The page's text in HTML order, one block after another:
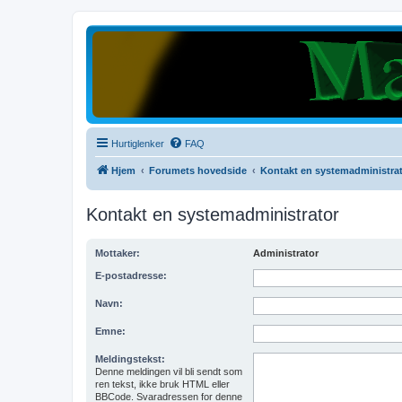
Hurtiglenker FAQ
Hjem Forumets hovedside Kontakt en
Kontakt en systemadministrator
Mottaker: Administrator
E-postadresse:
Navn:
Emne:
Meldingstekst:
Denne meldingen vil bli sendt som
ren tekst, ikke bruk HTML eller
BBCode. Svaradressen for denne